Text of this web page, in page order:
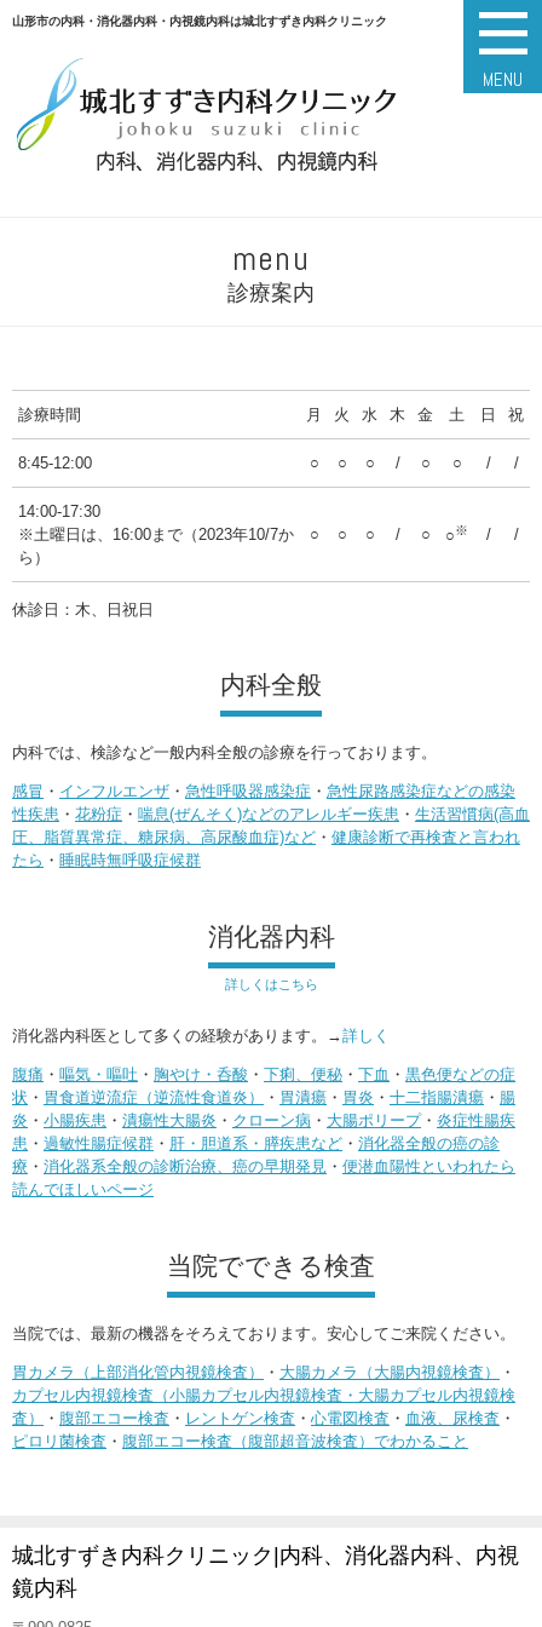
山形市の内科・消化器内科・内視鏡内科は城北すずき内科クリニック
MENU
menu
診療案内
診療時間 月 火 水 木 金 土 日 祝
8:45-12:00 ○ ○ ○ / ○ ○ / /
14:00-17:30
※土曜日は、16:00まで（2023年10/7か
ら）
○ ○ ○ / ○ ○※ / /
休診日：木、日祝日
内科全般
内科では、検診など一般内科全般の診療を行っております。
感冒 ・ インフルエンザ ・ 急性呼吸器感染症 ・ 急性尿路感染症などの感染
性疾患 ・ 花粉症 ・ 喘息(ぜんそく)などのアレルギー疾患 ・ 生活習慣病(高血
圧、脂質異常症、糖尿病、高尿酸血症)など ・ 健康診断で再検査と言われ
たら ・ 睡眠時無呼吸症候群
消化器内科
詳しくはこちら
消化器内科医として多くの経験があります。→詳しく
腹痛 ・ 嘔気・嘔吐 ・ 胸やけ・呑酸 ・ 下痢、便秘 ・ 下血 ・ 黒色便などの症
状 ・ 胃食道逆流症（逆流性食道炎） ・ 胃潰瘍 ・ 胃炎 ・ 十二指腸潰瘍 ・ 腸
炎 ・ 小腸疾患 ・ 潰瘍性大腸炎 ・ クローン病 ・ 大腸ポリープ・ 炎症性腸疾
患 ・ 過敏性腸症候群 ・ 肝・胆道系・膵疾患など ・ 消化器全般の癌の診
療 ・ 消化器系全般の診断治療、癌の早期発見 ・ 便潜血陽性といわれたら
読んでほしいページ
当院でできる検査
当院では、最新の機器をそろえております。安心してご来院ください。
胃カメラ（上部消化管内視鏡検査） ・ 大腸カメラ（大腸内視鏡検査）
・
カプセル内視鏡検査（小腸カプセル内視鏡検査・大腸カプセル内視鏡検
査）
・ 腹部エコー検査 ・ レントゲン検査 ・ 心電図検査 ・ 血液、尿検査 ・
ピロリ菌検査 ・ 腹部エコー検査（腹部超音波検査）でわかること
城北すずき内科クリニック|内科、消化器内科、内視
鏡内科